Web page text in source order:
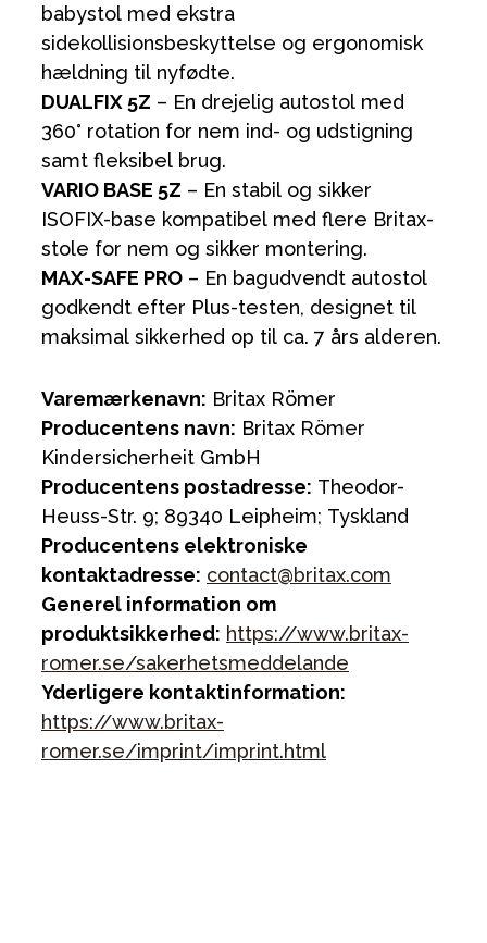
babystol med ekstra
sidekollisionsbeskyttelse og ergonomisk
hældning til nyfødte.
DUALFIX 5Z – En drejelig autostol med
360° rotation for nem ind- og udstigning
samt fleksibel brug.
VARIO BASE 5Z – En stabil og sikker
ISOFIX-base kompatibel med flere Britax-
stole for nem og sikker montering.
MAX-SAFE PRO – En bagudvendt autostol
godkendt efter Plus-testen, designet til
maksimal sikkerhed op til ca. 7 års alderen.
Varemærkenavn: Britax Römer
Producentens navn: Britax Römer
Kindersicherheit GmbH
Producentens postadresse: Theodor-
Heuss-Str. 9; 89340 Leipheim; Tyskland
Producentens elektroniske
kontaktadresse: contact@britax.com
Generel information om
produktsikkerhed: https://www.britax-
romer.se/sakerhetsmeddelande
Yderligere kontaktinformation:
https://www.britax-
romer.se/imprint/imprint.html